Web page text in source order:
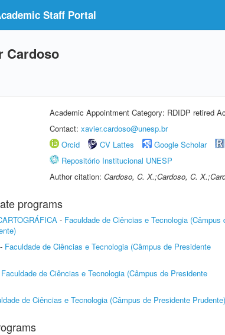
Staff Portal
Cardoso
Academic Appointment Category: RDIDP retired
Contact: xavier.cardoso@unesp.br
Orcid
CV Lattes Google Scholar
Repositório Institucional UNESP
Author citation: Cardoso, C. X.;Cardoso, C.
programs
- Faculdade de Ciências e Tecnologia (Câmpus
- Faculdade de Ciências e Tecnologia (Câmpus de Presidente
Faculdade de Ciências e Tecnologia (Câmpus de Presidente
de Ciências e Tecnologia (Câmpus de Presidente Prudente)